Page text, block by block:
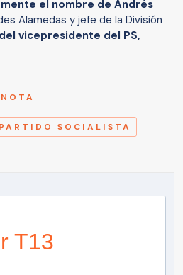
el nombre de Andrés
Alamedas y jefe de la División
vicepresidente del PS,
PARTIDO SOCIALISTA
T13